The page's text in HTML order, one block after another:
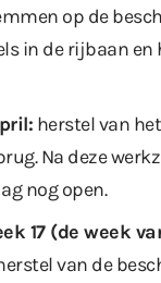
op de
in de rijbaan en
herstel van
Na deze
nog open.
17 (de week
van de